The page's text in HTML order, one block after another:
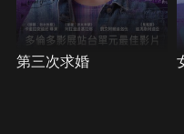
第三次求婚